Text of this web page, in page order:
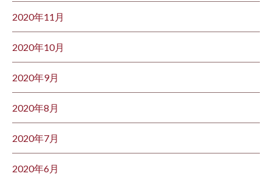
2020年11月
2020年10月
2020年9月
2020年8月
2020年7月
2020年6月